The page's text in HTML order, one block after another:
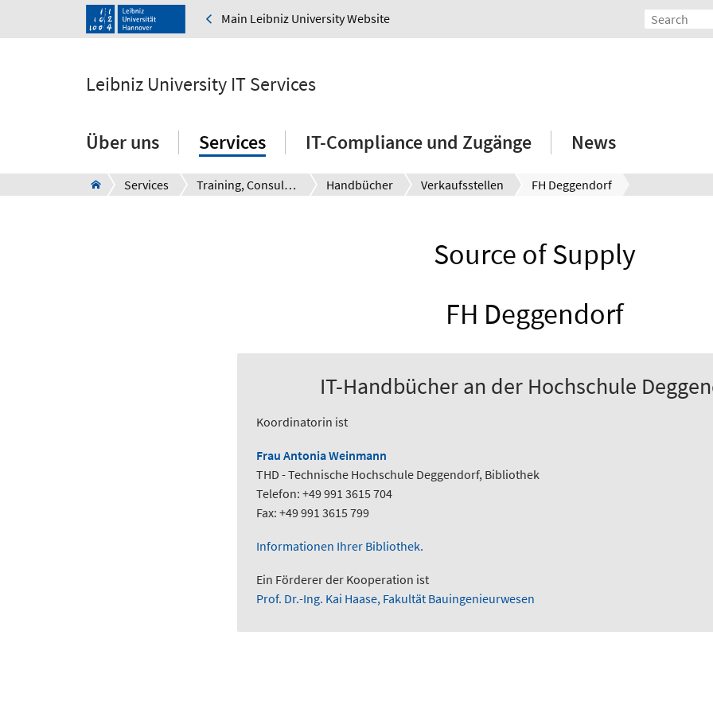
Main Leibniz University Website
Leibniz University IT Services
Über uns Services IT-Compliance und Zugänge News
Services Training, Consulting and Support Handbücher Verkaufsstellen FH Deggendorf
Source of Supply
FH Deggendorf
IT-Handbücher an der Hochschule
Koordinatorin ist
Frau Antonia Weinmann
THD - Technische Hochschule Deggendorf, Bibliothek
Telefon: +49 991 3615 704
Fax: +49 991 3615 799
Informationen Ihrer Bibliothek.
Ein Förderer der Kooperation ist
Prof. Dr.-Ing. Kai Haase, Fakultät Bauingenieurwesen